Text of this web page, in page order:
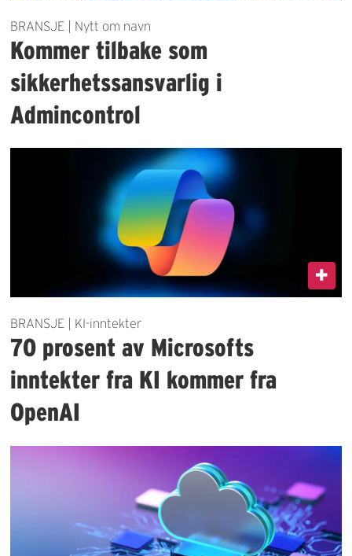
BRANSJE | Nytt om navn
Kommer tilbake som
sikkerhetssansvarlig i
Admincontrol
BRANSJE | KI-inntekter
70 prosent av Microsofts
inntekter fra KI kommer fra
OpenAI